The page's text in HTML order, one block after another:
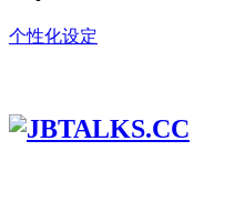
个性化设定